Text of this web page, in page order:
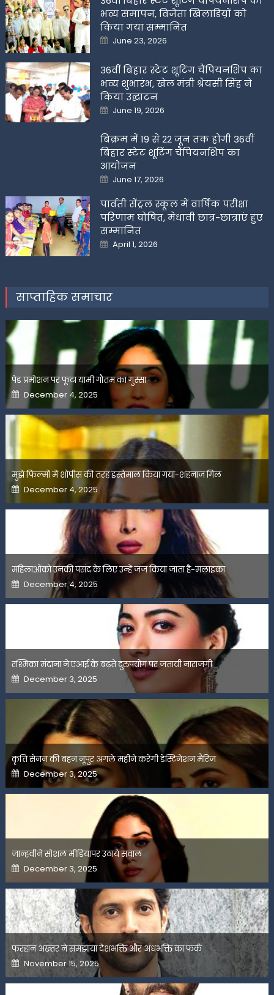
भव्य समापन, विजेता खिलाडिय़ों को
किया गया सम्मानित
Posted
on
June 23, 2026
36वीं बिहार स्टेट शूटिंग चैंपियनशिप का
भव्य शुभारंभ, खेल मंत्री श्रेयसी सिंह ने
किया उद्घाटन
Posted
on
June 19, 2026
बिक्रम में 19 से 22 जून तक होगी 36वीं
बिहार स्टेट शूटिंग चैंपियनशिप का
आयोजन
Posted
on
June 17, 2026
पार्वती सेंट्रल स्कूल में वार्षिक परीक्षा
परिणाम घोषित, मेधावी छात्र-छात्राएं हुए
सम्मानित
Posted
on
April 1, 2026
साप्ताहिक समाचार
पेड प्रमोशन पर फूटा यामी गौतम का गुस्सा
Posted
on
December 4, 2025
मुझे फिल्मों में शोपीस की तरह इस्तेमाल किया गया-शहनाज गिल
Posted
on
December 4, 2025
महिलाओंको उनकी पसंद के लिए उन्हें जज किया जाता है-मलाइका
Posted
on
December 4, 2025
रश्मिका मंदाना ने एआई के बढ़ते दुरुपयोग पर जतायी नाराजगी
Posted
on
December 3, 2025
कृति सेनन की बहन नूपुर अगले महीने करेंगी डेस्टिनेशन मैरिज
Posted
on
December 3, 2025
जान्हवीने सोशल मीडियापर उठाये सवाल
Posted
on
December 3, 2025
फरहान अख्तर ने समझाया देशभक्ति और अंधभक्ति का फर्क
Posted
on
November 15, 2025